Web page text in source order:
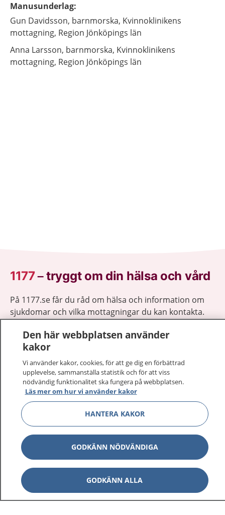
Manusunderlag:
Gun Davidsson, barnmorska, Kvinnoklinikens
mottagning, Region Jönköpings län
Anna Larsson, barnmorska, Kvinnoklinikens
mottagning, Region Jönköpings län
1177–tryggt om din hälsa och vård
På 1177.se får du råd om hälsa och information om
sjukdomar och vilka mottagningar du kan kontakta.
vårdärenden. Ring telefonnummer 1177 för
sjukvårdsrådgivning dygnet runt.
1177 ger dig råd när du vill må bättre.
1177 på flera språk Visa
Om 1177 Visa
Kontakt Visa
Den här webbplatsen använder
kakor
Vi använder kakor, cookies, för att ge dig en förbättrad
upplevelse, sammanställa statistik och för att viss
nödvändig funktionalitet ska fungera på webbplatsen.
Läs mer om hur vi använder kakor
HANTERA KAKOR
GODKÄNN NÖDVÄNDIGA
GODKÄNN ALLA